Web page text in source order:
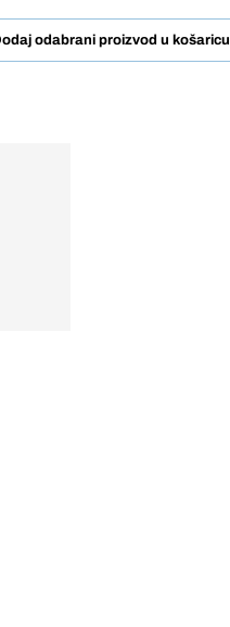
odabrani proizvod u košaricu